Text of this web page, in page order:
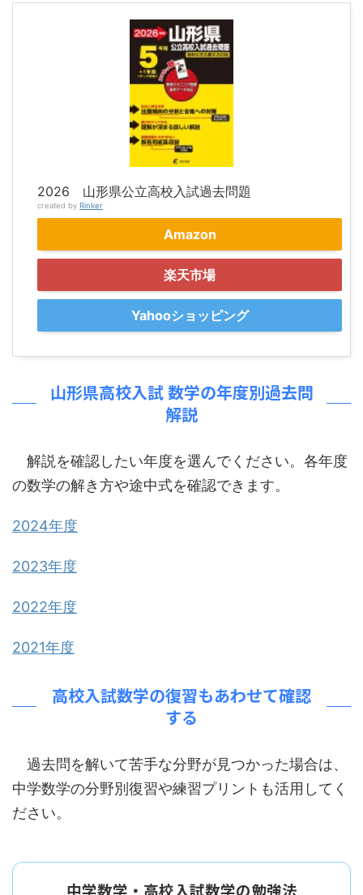
2026 山形県公立高校入試過去問題
created by Rinker
Amazon
楽天市場
Yahooショッピング
山形県高校入試 数学の年度別過去問
解説
解説を確認したい年度を選んでください。各年度
の数学の解き方や途中式を確認できます。
2024年度
2023年度
2022年度
2021年度
高校入試数学の復習もあわせて確認
する
過去問を解いて苦手な分野が見つかった場合は、
中学数学の分野別復習や練習プリントも活用してく
ださい。
中学数学・高校入試数学の勉強法